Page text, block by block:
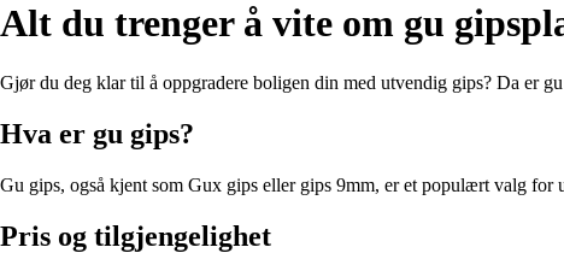
Alt du trenger å vite om gu
Gjør du deg klar til å oppgradere boligen din med utvendig gips? Da er
Hva er gu gips?
Gu gips, også kjent som Gux gips eller gips 9mm, er et populært valg for
Pris og tilgjengelighet